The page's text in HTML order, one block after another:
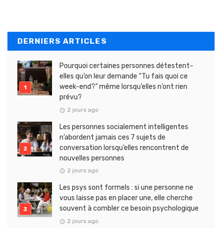
DERNIERS ARTICLES
Pourquoi certaines personnes détestent-
elles qu’on leur demande “Tu fais quoi ce
week-end?” même lorsqu’elles n’ont rien
prévu?
2 jours ago
Les personnes socialement intelligentes
n’abordent jamais ces 7 sujets de
conversation lorsqu’elles rencontrent de
nouvelles personnes
2 jours ago
Les psys sont formels : si une personne ne
vous laisse pas en placer une, elle cherche
souvent à combler ce besoin psychologique
2 jours ago